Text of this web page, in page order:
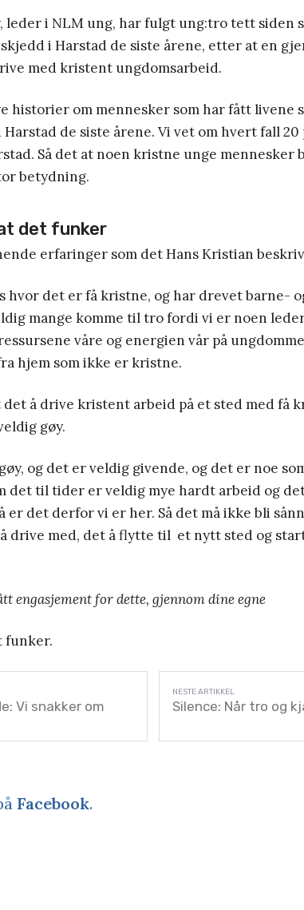
leder i NLM ung, har fulgt ung:tro tett siden
i Harstad de siste årene, etter at en
med kristent ungdomsarbeid.
historier om mennesker som har fått livene
de siste årene. Vi vet om hvert fall
Så det at noen kristne unge mennesker
betydning.
det funker
erfaringer som det Hans Kristian
hvor det er få kristne, og har drevet barne-
mange komme til tro fordi vi er noen
våre og energien vår på
hjem som ikke er kristne.
å drive kristent arbeid på et sted med få
gøy.
og det er veldig givende, og det er noe
det til tider er veldig mye hardt arbeid og
er det derfor vi er her. Så det må ikke bli
drive med, det å flytte til et nytt sted og
engasjement for dette, gjennom dine egne
funker.
Vi snakker om
Silence: Når tro og
Facebook.